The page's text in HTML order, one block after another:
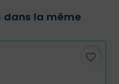
dans la même
favorite_border